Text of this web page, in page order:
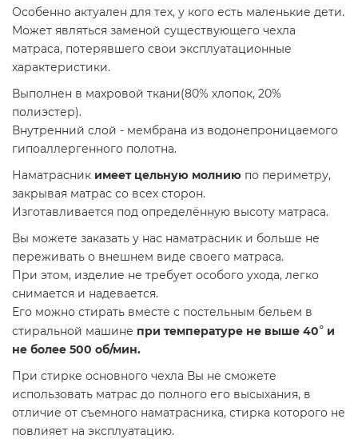
Особенно актуален для тех, у кого есть маленькие дети.
Может являться заменой существующего чехла
матраса, потерявшего свои эксплуатационные
характеристики.
Выполнен в махровой ткани(80% хлопок, 20%
полиэстер).
Внутренний слой - мембрана из водонепроницаемого
гипоаллергенного полотна.
Наматрасник имеет цельную молнию по периметру,
закрывая матрас со всех сторон.
Изготавливается под определённую высоту матраса.
Вы можете заказать у нас наматрасник и больше не
переживать о внешнем виде своего матраса.
При этом, изделие не требует особого ухода, легко
снимается и надевается.
Его можно стирать вместе с постельным бельем в
стиральной машине при температуре не выше 40° и
не более 500 об/мин.
При стирке основного чехла Вы не сможете
использовать матрас до полного его высыхания, в
отличие от съемного наматрасника, стирка которого не
повлияет на эксплуатацию.